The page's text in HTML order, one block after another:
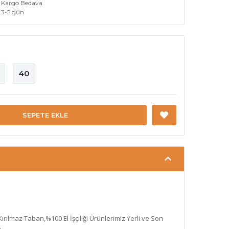
Kargo Bedava
3-5 gün
40
SEPETE EKLE
Taban,%100 El İşçiliği Ürünlerimiz Yerli ve Son